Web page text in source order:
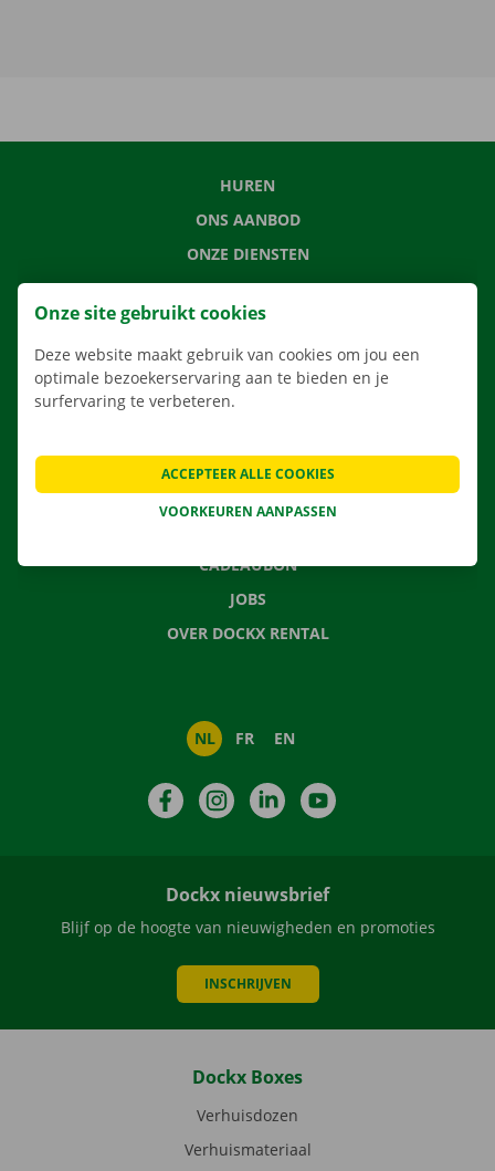
HUREN
ONS AANBOD
ONZE DIENSTEN
LOCATIES
APP
VERHUISOPLOSSINGEN
CONTACTEER ONS
VEELGESTELDE VRAGEN
CADEAUBON
JOBS
OVER DOCKX RENTAL
NL FR EN
FacebookInstagramLinkedIn
Dockx nieuwsbrief
Blijf op de hoogte van nieuwigheden en promoties
INSCHRIJVEN
Dockx Boxes
Verhuisdozen
Verhuismateriaal
Onze site gebruikt cookies
Deze website maakt gebruik van cookies om jou een
optimale bezoekerservaring aan te bieden en je
surfervaring te verbeteren.
VOORKEUREN AANPASSEN
ACCEPTEER ALLE COOKIES